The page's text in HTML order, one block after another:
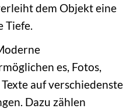
dem Objekt eine
Tiefe.
es, Fotos,
auf verschiedenste
Dazu zählen